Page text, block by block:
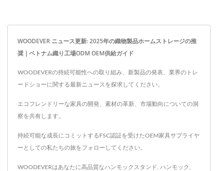
WOODEVER ニュース更新: 2025年の織物製品ホームストレージの推
奨｜ベトナム織り工場ODM OEM供給ガイド
WOODEVERの持続可能性への取り組み、新製品の発表、業界のトレ
ードショーに関する最新ニュースを探求してください。
エコフレンドリーな家具の開発、素材の革新、市場動向についての洞
察を共有します。
持続可能な成長にコミットするFSC認証を受けたOEM家具サプライヤ
ーとしての私たちの旅をフォローしてください。
WOODEVERはあなたに高品質なハンモックスタンド, ハンモック ,